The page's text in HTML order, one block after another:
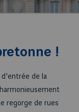
!
d'entrée de la
regorge de rues